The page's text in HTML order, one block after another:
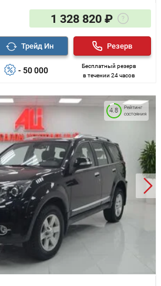
1 328 820 ₽
- 50 000
Трейд Ин
Бесплатный резерв
в течении 24 часов
Резерв
Рейтинг
состояния
4.8